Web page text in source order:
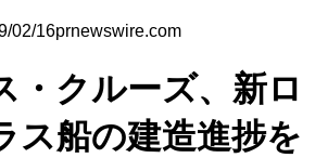
02/16prnewswire.com
・クルーズ、新ロ
ス船の建造進捗を